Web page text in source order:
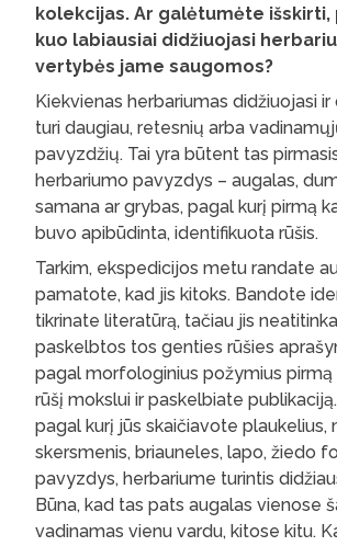
kolekcijas. Ar galėtumėte išskirti,
kuo labiausiai didžiuojasi
vertybės jame saugomos?
Kiekvienas herbariumas didžiuojasi ir
turi daugiau, retesnių arba
pavyzdžių. Tai yra būtent tas
herbariumo pavyzdys – augalas,
samana ar grybas, pagal kurį pirmą
buvo apibūdinta, identifikuota rūšis.
Tarkim, ekspedicijos metu randate
pamatote, kad jis kitoks. Bandote
tikrinate literatūrą, tačiau jis
paskelbtos tos genties rūšies
pagal morfologinius požymius pirmą
rūšį mokslui ir paskelbiate
pagal kurį jūs skaičiavote plaukelius,
skersmenis, briauneles, lapo, žiedo
pavyzdys, herbariume turintis
Būna, kad tas pats augalas vienose
vadinamas vienu vardu, kitose kitu.